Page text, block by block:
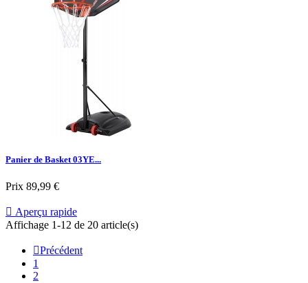
Panier de Basket 03YE...
Prix 89,99 €
 Aperçu rapide
Affichage 1-12 de 20 article(s)
Précédent
1
2